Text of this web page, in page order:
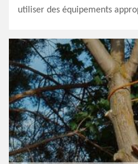
utiliser des équipements